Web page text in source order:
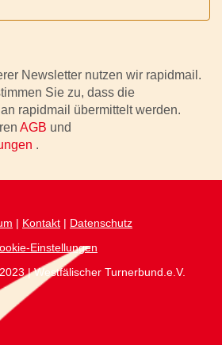
Newsletter nutzen wir rapidmail.
Sie zu, dass die
rapidmail übermittelt werden.
AGB und
.
| Kontakt | Datenschutz
Einstellungen
| Westfälischer Turnerbund.e.V.